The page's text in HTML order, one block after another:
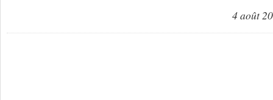
4 août